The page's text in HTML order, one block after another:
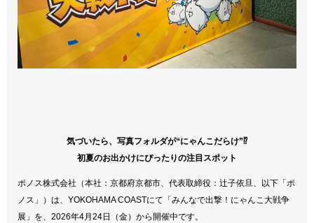
気づいたら、写真フォルダが“にゃんこだらけ”⁉
初夏のお出かけにぴったりの注目スポット
ポノス株式会社（本社：京都府京都市、代表取締役：辻子依旦、以下「ポ
ノス」）は、YOKOHAMA COASTにて「みんなで出撃！にゃんこ大戦争
展」を、2026年4月24日（金）から開催中です。